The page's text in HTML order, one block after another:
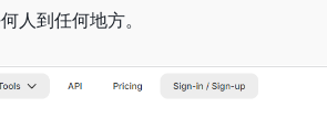
人到任何地方。